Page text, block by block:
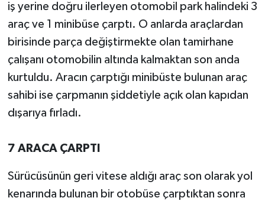
iş yerine doğru ilerleyen otomobil park halindeki 3
araç ve 1 minibüse çarptı. O anlarda araçlardan
birisinde parça değiştirmekte olan tamirhane
çalışanı otomobilin altında kalmaktan son anda
kurtuldu. Aracın çarptığı minibüste bulunan araç
sahibi ise çarpmanın şiddetiyle açık olan kapıdan
dışarıya fırladı.
7 ARACA ÇARPTI
Sürücüsünün geri vitese aldığı araç son olarak yol
kenarında bulunan bir otobüse çarptıktan sonra